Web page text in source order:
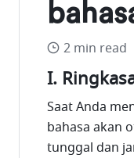
2 min read
I.
Saat Anda
bahasa akan
tunggal dan